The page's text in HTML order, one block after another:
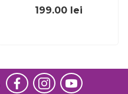
199.00 lei